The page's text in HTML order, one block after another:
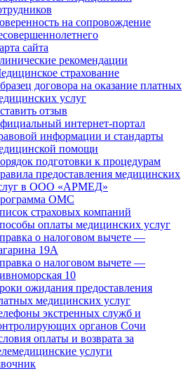
на сопровождение
сайта
рекомендации
страхование
договора на оказание платных
услуг
отзыв
интернет-портал
информации и стандарты
помощи
подготовки к процедурам
предоставления медицинских
в ООО «АРМЕД»
ОМС
страховых компаний
оплаты медицинских услуг
о налоговом вычете —
19А
о налоговом вычете —
10
ожидания предоставления
медицинских услуг
экстренных служб и
органов Сочи
оплаты и возврата за
услуги